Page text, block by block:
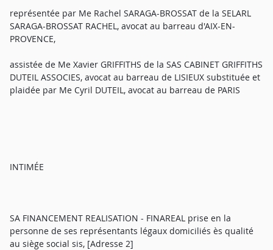
représentée par Me Rachel SARAGA-BROSSAT de la SELARL
SARAGA-BROSSAT RACHEL, avocat au barreau d'AIX-EN-
PROVENCE,
assistée de Me Xavier GRIFFITHS de la SAS CABINET GRIFFITHS
DUTEIL ASSOCIES, avocat au barreau de LISIEUX substituée et
plaidée par Me Cyril DUTEIL, avocat au barreau de PARIS
INTIMÉE
SA FINANCEMENT REALISATION - FINAREAL prise en la
personne de ses représentants légaux domiciliés ès qualité
au siège social sis, [Adresse 2]